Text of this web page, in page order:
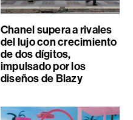
Chanel supera a rivales
del lujo con crecimiento
de dos dígitos,
impulsado por los
diseños de Blazy